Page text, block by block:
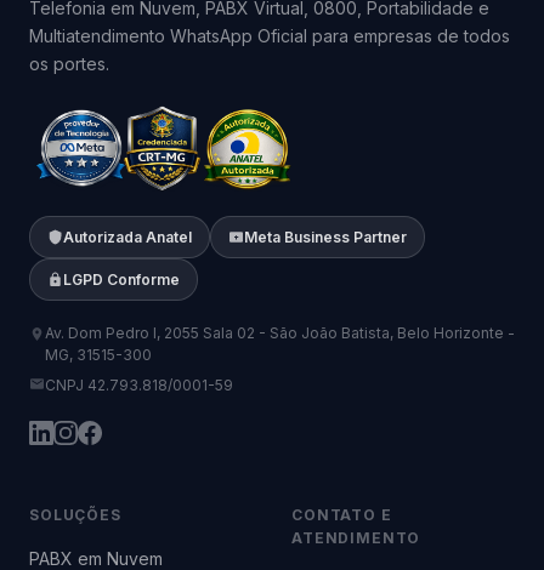
Telefonia em Nuvem, PABX Virtual, 0800, Portabilidade e
Multiatendimento WhatsApp Oficial para empresas de todos
os portes.
Autorizada Anatel Meta Business Partner
LGPD Conforme
Av. Dom Pedro I, 2055 Sala 02 - São João Batista, Belo Horizonte -
MG, 31515-300
CNPJ 42.793.818/0001-59
SOLUÇÕES
PABX em Nuvem
CONTATO E
ATENDIMENTO